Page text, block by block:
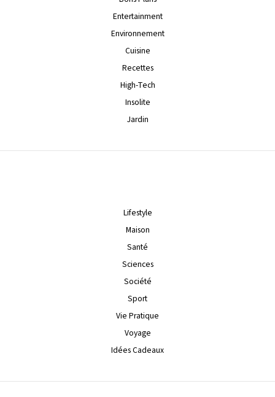
Entertainment
Environnement
Cuisine
Recettes
High-Tech
Insolite
Jardin
Lifestyle
Maison
Santé
Sciences
Société
Sport
Vie Pratique
Voyage
Idées Cadeaux